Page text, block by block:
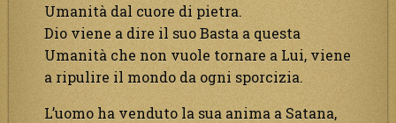
Umanità dal cuore di pietra.
Dio viene a dire il suo Basta a questa
Umanità che non vuole tornare a Lui, viene
a ripulire il mondo da ogni sporcizia.
L’uomo ha venduto la sua anima a Satana,